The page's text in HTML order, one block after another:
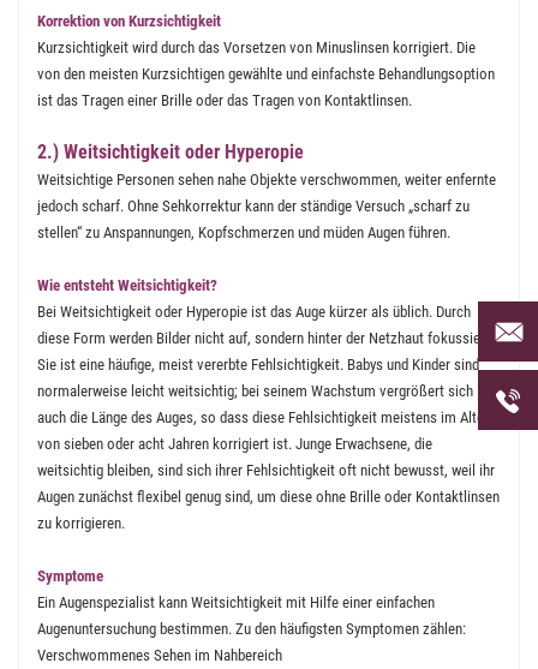
Korrektion von Kurzsichtigkeit
Kurzsichtigkeit wird durch das Vorsetzen von Minuslinsen korrigiert. Die
von den meisten Kurzsichtigen gewählte und einfachste Behandlungsoption
ist das Tragen einer Brille oder das Tragen von Kontaktlinsen.
2.) Weitsichtigkeit oder Hyperopie
Weitsichtige Personen sehen nahe Objekte verschwommen, weiter enfernte
jedoch scharf. Ohne Sehkorrektur kann der ständige Versuch „scharf zu
stellen“ zu Anspannungen, Kopfschmerzen und müden Augen führen.
Wie entsteht Weitsichtigkeit?
Bei Weitsichtigkeit oder Hyperopie ist das Auge kürzer als üblich. Durch
diese Form werden Bilder nicht auf, sondern hinter der Netzhaut fokussiert.
Sie ist eine häufige, meist vererbte Fehlsichtigkeit. Babys und Kinder sind
normalerweise leicht weitsichtig; bei seinem Wachstum vergrößert sich
auch die Länge des Auges, so dass diese Fehlsichtigkeit meistens im Alter
von sieben oder acht Jahren korrigiert ist. Junge Erwachsene, die
weitsichtig bleiben, sind sich ihrer Fehlsichtigkeit oft nicht bewusst, weil ihr
Augen zunächst flexibel genug sind, um diese ohne Brille oder Kontaktlinsen
zu korrigieren.
Symptome
Ein Augenspezialist kann Weitsichtigkeit mit Hilfe einer einfachen
Augenuntersuchung bestimmen. Zu den häufigsten Symptomen zählen:
Verschwommenes Sehen im Nahbereich
Per
uns
uns